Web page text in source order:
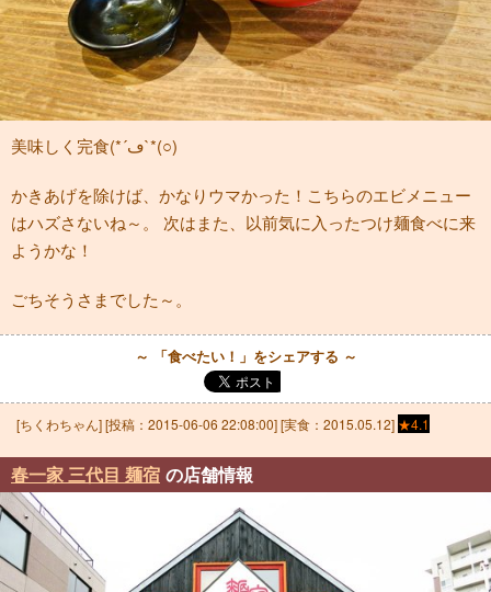
美味しく完食(*´ڡ`*(○)
かきあげを除けば、かなりウマかった！こちらのエビメニュー
はハズさないね～。 次はまた、以前気に入ったつけ麺食べに来
ようかな！
ごちそうさまでした～。
～ 「食べたい！」をシェアする ～
[ちくわちゃん] [投稿： 2015-06-06 22:08:00] [実食：2015.05.12] ★4.1
春一家 三代目 麺宿 の店舗情報